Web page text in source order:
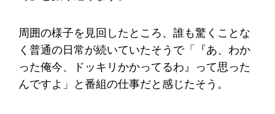
周囲の様子を見回したところ、誰も驚くことな
く普通の日常が続いていたそうで「『あ、わか
った俺今、ドッキリかかってるわ』って思った
んですよ」と番組の仕事だと感じたそう。